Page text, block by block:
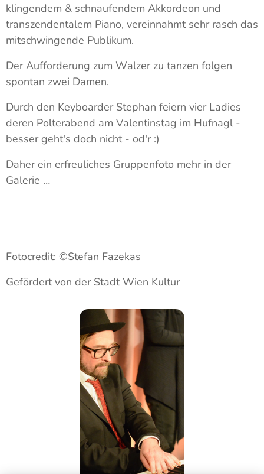
klingendem & schnaufendem Akkordeon und
transzendentalem Piano, vereinnahmt sehr rasch das
mitschwingende Publikum.
Der Aufforderung zum Walzer zu tanzen folgen
spontan zwei Damen.
Durch den Keyboarder Stephan feiern vier Ladies
deren Polterabend am Valentinstag im Hufnagl -
besser geht's doch nicht - od'r :)
Daher ein erfreuliches Gruppenfoto mehr in der
Galerie …
Fotocredit: ©Stefan Fazekas
Gefördert von der Stadt Wien Kultur